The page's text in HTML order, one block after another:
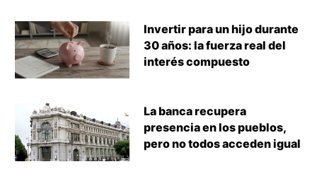
Invertir para un hijo durante
30 años: la fuerza real del
interés compuesto
La banca recupera
presencia en los pueblos,
pero no todos acceden igual